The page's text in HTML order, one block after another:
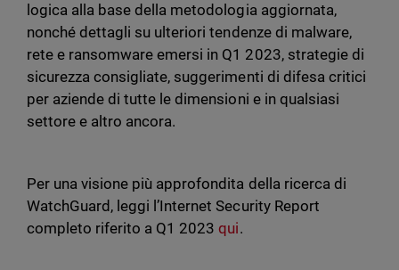
logica alla base della metodologia aggiornata,
nonché dettagli su ulteriori tendenze di malware,
rete e ransomware emersi in Q1 2023, strategie di
sicurezza consigliate, suggerimenti di difesa critici
per aziende di tutte le dimensioni e in qualsiasi
settore e altro ancora.
Per una visione più approfondita della ricerca di
WatchGuard, leggi l’Internet Security Report
completo riferito a Q1 2023qui.